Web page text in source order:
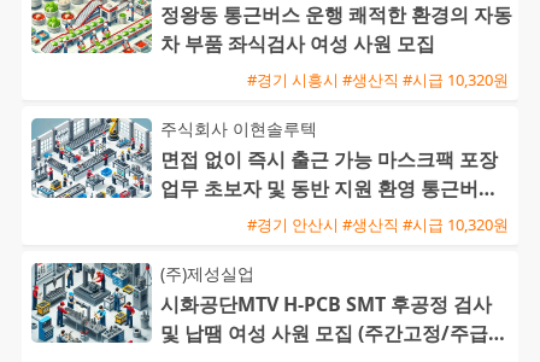
정왕동 통근버스 운행 쾌적한 환경의 자동
차 부품 좌식검사 여성 사원 모집
#경기 시흥시 #생산직 #시급 10,320원
주식회사 이현솔루텍
면접 없이 즉시 출근 가능 마스크팩 포장
업무 초보자 및 동반 지원 환영 통근버스
#경기 안산시 #생산직 #시급 10,320원
(주)제성실업
시화공단MTV H-PCB SMT 후공정 검사
및 납땜 여성 사원 모집 (주간고정/주급지